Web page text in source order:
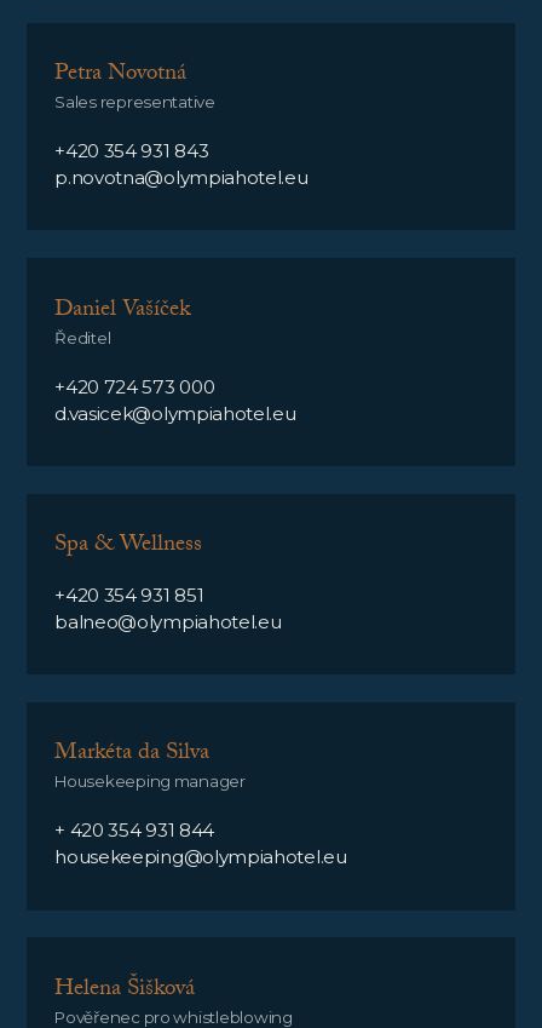
Petra Novotná
Sales representative
+420 354 931 843
p.novotna@olympiahotel.eu
Daniel Vašíček
Ředitel
+420 724 573 000
d.vasicek@olympiahotel.eu
Spa & Wellness
+420 354 931 851
balneo@olympiahotel.eu
Markéta da Silva
Housekeeping manager
+ 420 354 931 844
housekeeping@olympiahotel.eu
Helena Šišková
Pověřenec pro whistleblowing